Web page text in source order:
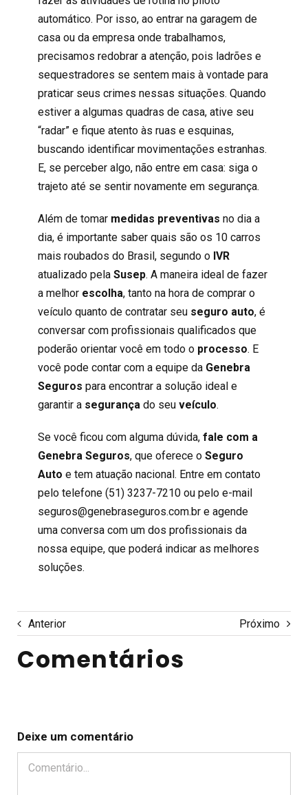
automático. Por isso, ao entrar na garagem de
casa ou da empresa onde trabalhamos,
precisamos redobrar a atenção, pois ladrões e
sequestradores se sentem mais à vontade para
praticar seus crimes nessas situações. Quando
estiver a algumas quadras de casa, ative seu
“radar” e fique atento às ruas e esquinas,
buscando identificar movimentações estranhas.
E, se perceber algo, não entre em casa: siga o
trajeto até se sentir novamente em segurança.
Além de tomar medidas preventivas no dia a
dia, é importante saber quais são os 10 carros
mais roubados do Brasil, segundo o IVR
atualizado pela Susep. A maneira ideal de fazer
a melhor escolha, tanto na hora de comprar o
veículo quanto de contratar seu seguro auto, é
conversar com profissionais qualificados que
poderão orientar você em todo o processo. E
você pode contar com a equipe da Genebra
Seguros para encontrar a solução ideal e
garantir a segurança do seu veículo.
Se você ficou com alguma dúvida, fale com a
Genebra Seguros, que oferece o Seguro
Auto e tem atuação nacional. Entre em contato
pelo telefone (51) 3237-7210 ou pelo e-mail
seguros@genebraseguros.com.br e agende
uma conversa com um dos profissionais da
nossa equipe, que poderá indicar as melhores
soluções.
Anterior Próximo
Comentários
Deixe um comentário
Comentário